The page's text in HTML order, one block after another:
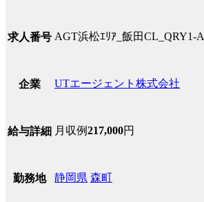
求人番号 AGT浜松ｴﾘｱ_飯田CL_QRY1-A
企業 UTエージェント株式会社
給与詳細 月収例217,000円
勤務地 静岡県 森町